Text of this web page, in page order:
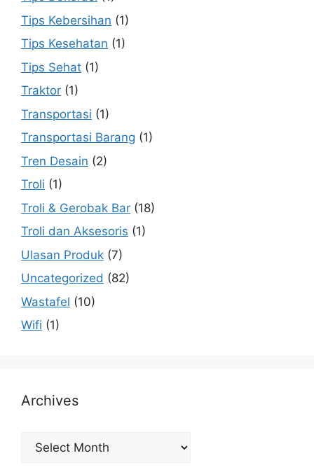
Tips Kebersihan (1)
Tips Kesehatan (1)
Tips Sehat (1)
Traktor (1)
Transportasi (1)
Transportasi Barang (1)
Tren Desain (2)
Troli (1)
Troli & Gerobak Bar (18)
Troli dan Aksesoris (1)
Ulasan Produk (7)
Uncategorized (82)
Wastafel (10)
Wifi (1)
Archives
Archives